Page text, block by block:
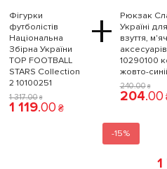
+
Фігурки
футболістів
Національна
Збірна України
TOP FOOTBALL
STARS Collection
2 10100251
1 317.00 ₴
1 119.00 ₴
Рюкзак
Україні для
взуття,
аксесуарів
10290100
жовто-
240.00 ₴
204.00
-15%